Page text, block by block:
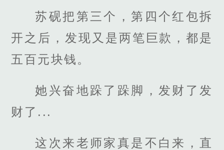
苏砚把第三个，第四个红包拆
开之后，发现又是两笔巨款，都是
五百元块钱。
她兴奋地跺了跺脚，发财了发
财了...
这次来老师家真是不白来，直